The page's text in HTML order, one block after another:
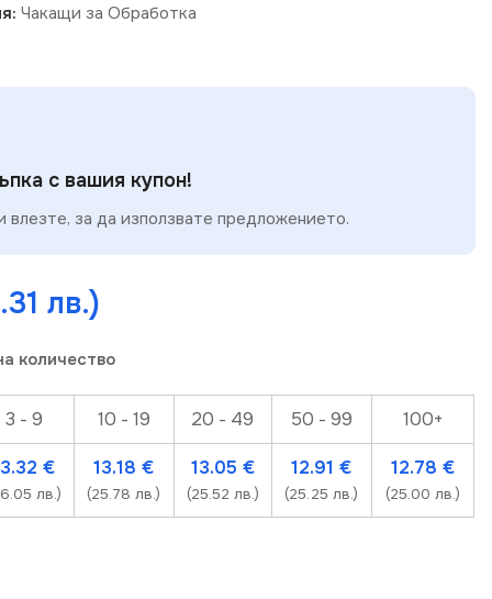
Чакащи за Обработка
с вашия купон!
влезте, за да използвате предложението.
лв.)
количество
3 - 9 10 - 19 20 - 49 50 - 99 100+
€
лв.)
13.18€
(25.78 лв.)
13.05 €
(25.52 лв.)
12.91€
(25.25 лв.)
12.78 €
(25.00 лв.)